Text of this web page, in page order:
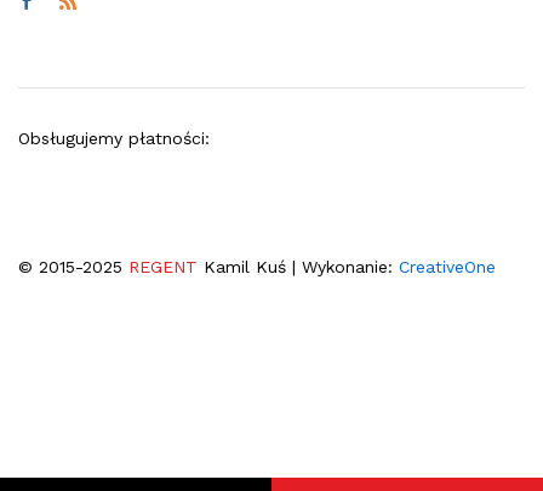
© 2015-2025 REGENT Kamil Kuś | Wykonanie: CreativeOne
Obsługujemy płatności: